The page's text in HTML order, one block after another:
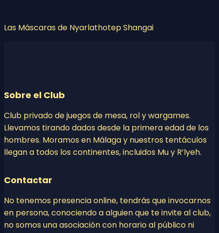
Las Máscaras de Nyarlathotep Shangai
Sobre el Club
Club privado de juegos de mesa, rol y wargames.
Llevamos tirando dados desde la primera edad de los
hombres. Moramos en Málaga y nuestros tentáculos
llegan a todos los continentes, incluidos Mu y R’lyeh.
Contactar
No tenemos presencia online, tendrás que invocarnos
en persona, conociendo a alguien que te invite al club,
no somos una asociación con horario al público ni